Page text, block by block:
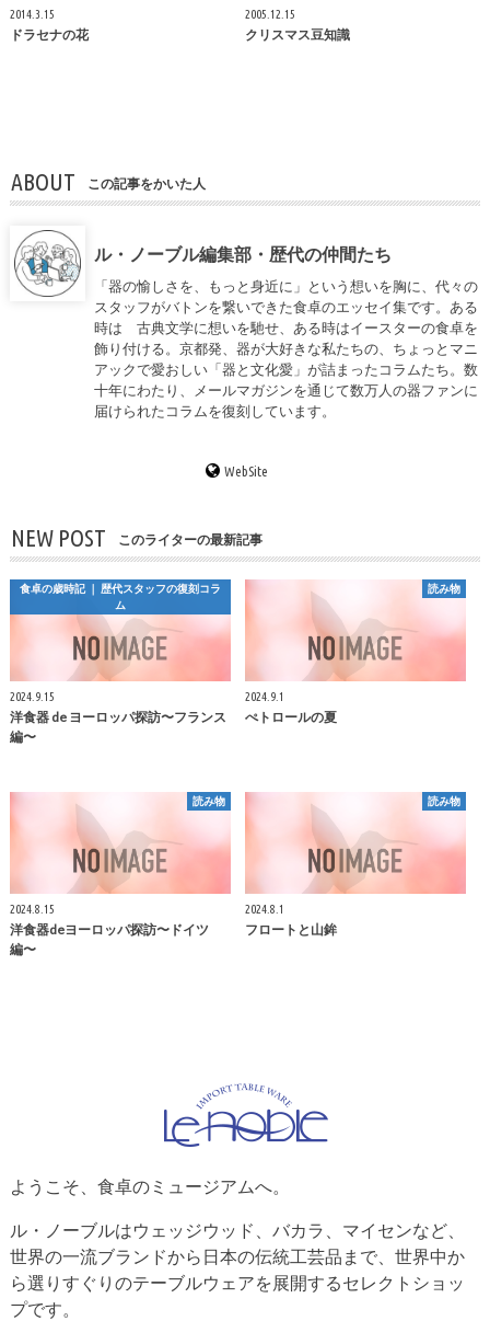
2014.3.15
ドラセナの花
2005.12.15
クリスマス豆知識
ABOUT この記事をかいた人
ル・ノーブル編集部・歴代の仲間たち
「器の愉しさを、もっと身近に」という想いを胸に、代々の
スタッフがバトンを繋いできた食卓のエッセイ集です。ある
時は 古典文学に想いを馳せ、ある時はイースターの食卓を
飾り付ける。京都発、器が大好きな私たちの、ちょっとマニ
アックで愛おしい「器と文化愛」が詰まったコラムたち。数
十年にわたり、メールマガジンを通じて数万人の器ファンに
届けられたコラムを復刻しています。
WebSite
NEW POST このライターの最新記事
食卓の歳時記 ｜ 歴代スタッフの復刻コラ
ム
2024.9.15
洋食器 de ヨーロッパ探訪〜フランス
編〜
読み物
2024.9.1
ぺトロールの夏
読み物
2024.8.15
洋食器deヨーロッパ探訪〜ドイツ
編〜
読み物
2024.8.1
フロートと山鉾
ようこそ、食卓のミュージアムへ。
ル・ノーブルはウェッジウッド、バカラ、マイセンなど、
世界の一流ブランドから日本の伝統工芸品まで、世界中か
ら選りすぐりのテーブルウェアを展開するセレクトショッ
プです。